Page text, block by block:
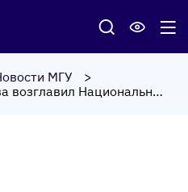
МГУ
МГУ имени М.В.Ломоносова возглавил Национальный рейтинг университетов